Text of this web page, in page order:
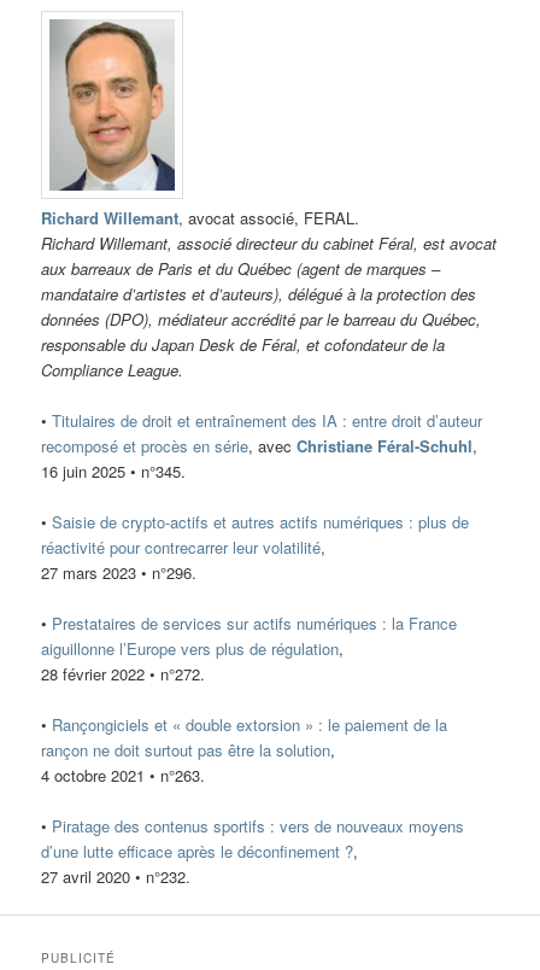
Richard Willemant, avocat associé, FERAL.
Richard Willemant, associé directeur du cabinet Féral, est avocat
aux barreaux de Paris et du Québec (agent de marques –
mandataire d’artistes et d’auteurs), délégué à la protection des
données (DPO), médiateur accrédité par le barreau du Québec,
responsable du Japan Desk de Féral, et cofondateur de la
Compliance League.
•Titulaires de droit et entraînement des IA : entre droit d’auteur
recomposé et procès en série, avecChristiane Féral-Schuhl,
16 juin 2025 • n°345.
•Saisie de crypto-actifs et autres actifs numériques : plus de
réactivité pour contrecarrer leur volatilité,
27 mars 2023 • n°296.
• Prestataires de services sur actifs numériques : la France
aiguillonne l’Europe vers plus de régulation,
28 février 2022 • n°272.
• Rançongiciels et « double extorsion » : le paiement de la
rançon ne doit surtout pas être la solution,
4 octobre 2021 • n°263.
• Piratage des contenus sportifs : vers de nouveaux moyens
d’une lutte efficace après le déconfinement ?,
27 avril 2020 • n°232.
PUBLICITÉ